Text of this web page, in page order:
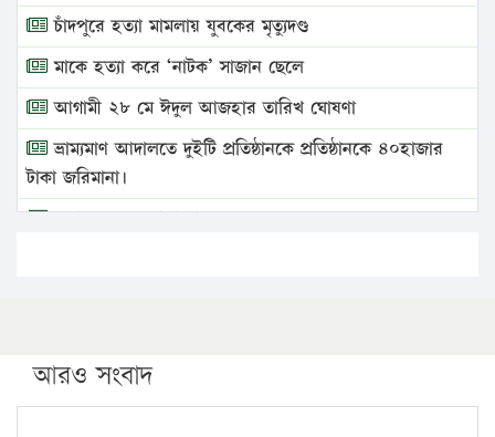
চাঁদপুরে হত্যা মামলায় যুবকের মৃত্যুদণ্ড
মাকে হত্যা করে ‘নাটক’ সাজান ছেলে
আগামী ২৮ মে ঈদুল আজহার তারিখ ঘোষণা
ভ্রাম্যমাণ আদালতে দুইটি প্রতিষ্ঠানকে প্রতিষ্ঠানকে ৪০হাজার
টাকা জরিমানা।
এবার লঞ্চের ভাড়া বাড়ল
পিএইচডি করছেন কুয়েটের কৃতি…
সারা দেশে বজ্রাঘাতে ১৪ জনের প্রাণহানি
আরও সংবাদ